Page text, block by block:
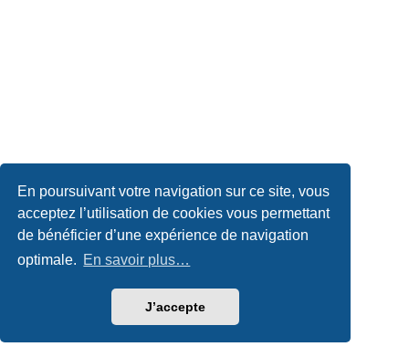
En poursuivant votre navigation sur ce site, vous
acceptez l’utilisation de cookies vous permettant
de bénéficier d’une expérience de navigation
optimale. En savoir plus…
J’accepte